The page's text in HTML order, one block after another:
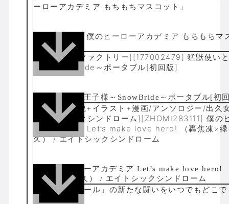
ーローアカデミア もちもちマスコット」
[アイディアファクトリー][177002479] 猛獣使い
様～SnowBride～ポータブル[初回版]
A5/112p/小説+イラスト+漫画/アンソロジー/出久
[エイトシックシンドローム][ZHOMI283111] 僕の
ーアカデミア Let’s make love hero! （轟焦凍×
久） / エイトシックシンドローム
「ドラゴンボール」の新たな闘いをいつでもどこ